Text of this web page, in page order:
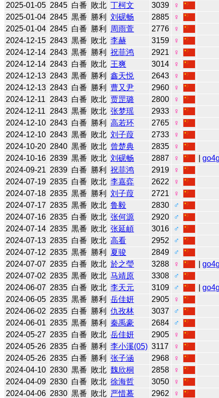
2025-01-05 2845 白番 敗北 丁柯文 3039
♀
2025-01-04 2845 黒番 勝利 刘砚畅 2885
♀
2025-01-04 2845 白番 勝利 周雨萱 2776
♀
2024-12-15 2843 黒番 敗北 李赫 3159
♀
2024-12-14 2843 黒番 勝利 祝菲鸿 2921
♀
2024-12-14 2843 白番 敗北 王爽 3014
♀
2024-12-13 2843 黒番 勝利 鑫天悦 2643
♀
2024-12-13 2843 白番 勝利 曹又尹 2960
♀
2024-12-11
2843 白番 敗北 贾罡璐 2800
♀
2024-12-11
2843 黒番 敗北 张梦瑶 2933
♀
2024-12-10 2843 白番 勝利 高若环 2765
♀
2024-12-10 2843 黒番 敗北 刘子葭 2733
♀
2024-10-20 2840 黒番 敗北 曾楚典 2835
♀
2024-10-16 2839 黒番 敗北 刘砚畅 2887 ♀ |
2024-09-21 2839 白番 勝利 祝菲鸿 2919
♀
2024-07-19 2835 白番 敗北 李嘉弈 2622
♀
2024-07-18 2835 黒番 勝利 刘子葭 2721
♀
2024-07-17 2835 黒番 敗北 鲁毅 2830
♂
2024-07-16 2835 白番 敗北 张何源 2920
♂
2024-07-14 2835 黒番 敗北 张延頔 3016
♂
2024-07-13 2835 白番 敗北 高看 2952
♂
2024-07-12 2835 黒番 勝利 夏骏 2849
♂
2024-07-07 2835 白番 敗北 於之瑩 3288 ♀ |
2024-07-02 2835 黒番 敗北 马靖原 3308
♂
2024-06-07 2835 白番 敗北 李天元 3109 ♂ |
2024-06-05 2835 黒番 勝利 岳佳妍 2905
♀
2024-06-02 2835 白番 勝利 仇孜林 3037
♂
2024-06-01 2835 黒番 勝利 秦禹豪 2684
♂
2024-05-27 2835 白番 敗北 岳佳妍 2905
♀
2024-05-26 2835 白番 勝利 李小溪(05) 3117
♀
2024-05-26 2835 白番 勝利 张子涵 2968
♀
2024-04-10 2830 黒番 敗北 魏欣桐 2858
♀
2024-04-09 2830 白番 敗北 徐海哲 3050
♀
2024-04-06 2830 黒番 敗北 严惜蓦 2962
♀